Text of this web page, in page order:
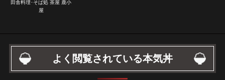
田舎料理･そば処 茶屋 鹿小
屋
よく閲覧されている本気丼